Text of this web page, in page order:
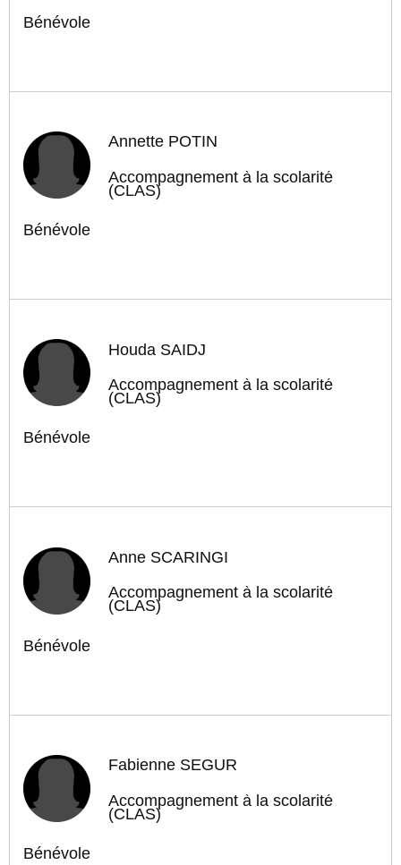
Bénévole
Annette POTIN
Accompagnement à la scolarité
(CLAS)
Bénévole
Houda SAIDJ
Accompagnement à la scolarité
(CLAS)
Bénévole
Anne SCARINGI
Accompagnement à la scolarité
(CLAS)
Bénévole
Fabienne SÉGUR
Accompagnement à la scolarité
(CLAS)
Bénévole